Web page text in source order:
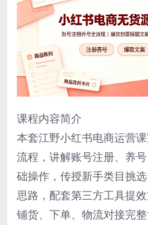
课程内容简介
本套江野小红书电商运营
流程，讲解账号注册、养
础操作，传授新手类目挑
思路，配套第三方工具提
铺货、下单、物流对接完